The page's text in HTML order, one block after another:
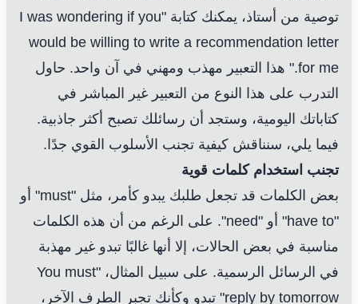
توصية من أستاذ، يمكنك كتابة "I was wondering if you
would be willing to write a recommendation letter
for me." هذا التعبير مهذب ومهني في آن واحد. حاول
التدرب على هذا النوع من التعبير غير المباشر في
كتاباتك اليومية، وستجد أن رسائلك تصبح أكثر جاذبية.
فيما يلي، سنناقش كيفية تجنب الأسلوب القوي جدًا.
تجنب استخدام كلمات قوية
بعض الكلمات قد تجعل طلبك يبدو كأمر، مثل "must" أو
"have to" أو "need". على الرغم من أن هذه الكلمات
مناسبة في بعض الحالات، إلا أنها غالبًا تبدو غير مهذبة
في الرسائل الرسمية. على سبيل المثال، "You must
reply by tomorrow" تبدو وكأنك تجبر الطرف الآخر،